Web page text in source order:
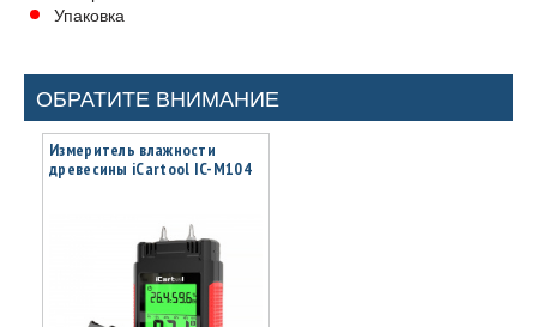
Упаковка
ОБРАТИТЕ ВНИМАНИЕ
Измеритель влажности
древесины iCartool IC-M104